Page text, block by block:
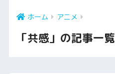
ホーム アニメ
「共感」の記事一覧